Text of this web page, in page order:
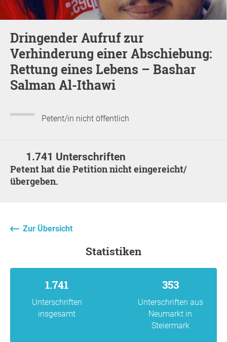
Dringender Aufruf zur
Verhinderung einer Abschiebung:
Rettung eines Lebens – Bashar
Salman Al-Ithawi
Petent/in nicht öffentlich
1.741 Unterschriften
Petent hat die Petition nicht eingereicht/
übergeben.
Zur Übersicht
Statistiken
1.741
Unterschriften
insgesamt
353
Unterschriften aus
Neumarkt in
Steiermark